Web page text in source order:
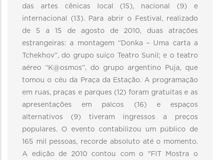
das artes cênicas local (15), nacional (9) e
internacional (13). Para abrir o Festival, realizado
de 5 a 15 de agosto de 2010, duas atrações
estrangeiras: a montagem “Donka – Uma carta a
Tchekhov”, do grupo suíço Teatro Sunil; e o teatro
aéreo “K@osmos”, do grupo argentino Puja, que
tomou o céu da Praça da Estação. A programação
em ruas, praças e parques (12) foram gratuitas e as
apresentações em palcos (16) e espaços
alternativos (9) tiveram ingressos a preços
populares. O evento contabilizou um público de
165 mil pessoas, recorde absoluto até o momento.
A edição de 2010 contou com o "FIT Mostra o